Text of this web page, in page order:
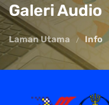
Galeri Audio
Laman Utama Info